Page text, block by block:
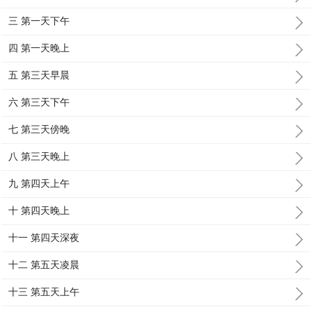
三 第一天下午
四 第一天晚上
五 第三天早晨
六 第三天下午
七 第三天傍晚
八 第三天晚上
九 第四天上午
十 第四天晚上
十一 第四天深夜
十二 第五天凌晨
十三 第五天上午